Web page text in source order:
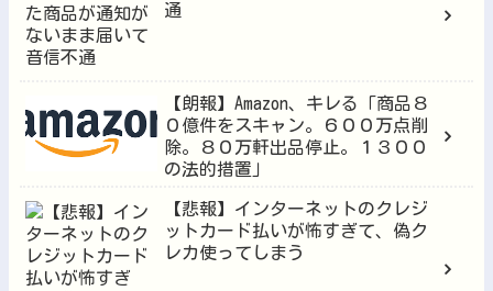
通
【朗報】Amazon、キレる「商品８
０億件をスキャン。６００万点削
除。８０万軒出品停止。１３００
の法的措置」
【悲報】インターネットのクレジ
ットカード払いが怖すぎて、偽ク
レカ使ってしまう